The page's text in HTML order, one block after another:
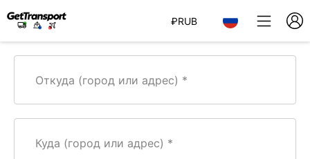
₽RUB
Откуда (город или адрес)
Куда (город или адрес)